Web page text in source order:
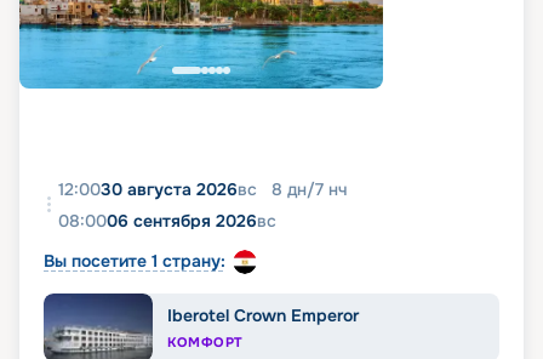
12:0030 августа 2026вс 8 дн/7 нч
08:0006 сентября 2026вс
Вы посетите 1 страну:
Iberotel Crown Emperor
КОМФОРТ